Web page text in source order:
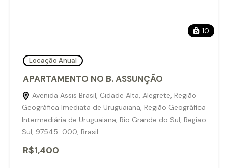
10
Locação Anual
APARTAMENTO NO B. ASSUNÇÃO
Avenida Assis Brasil, Cidade Alta, Alegrete, Região
Geográfica Imediata de Uruguaiana, Região Geográfica
Intermediária de Uruguaiana, Rio Grande do Sul, Região
Sul, 97545-000, Brasil
R$1,400